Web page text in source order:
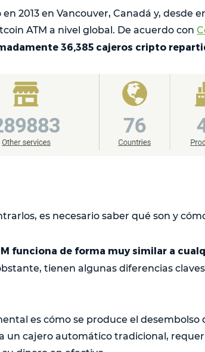
2013 en Vancouver, Canadá y, desde
ATM a nivel global. De acuerdo con
36,385 cajeros cripto
es necesario saber qué son y
funciona de forma muy similar a
tienen algunas diferencias
es cómo se produce el desembolso
un cajero automático tradicional,